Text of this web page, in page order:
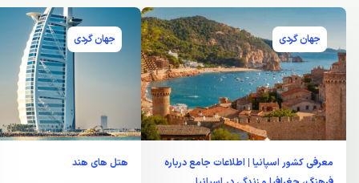
جهان گردی
معرفی کشور اسپانیا | اطلاعات جامع درباره
جهان گردی
هتل های هند